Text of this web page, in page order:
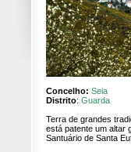
Concelho: Seia
Distrito: Guarda
Terra de grandes
está patente um altar
Santuário de Santa